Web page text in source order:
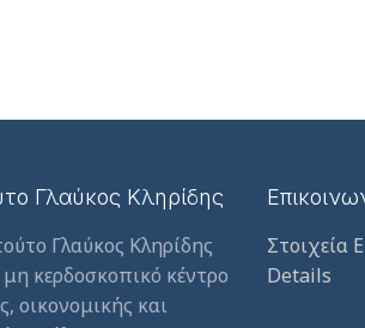
Γλαύκος Κληρίδης
Γλαύκος Κληρίδης
μη κερδοσκοπικό κέντρο
οικονομικής και
Στοιχεία
Details